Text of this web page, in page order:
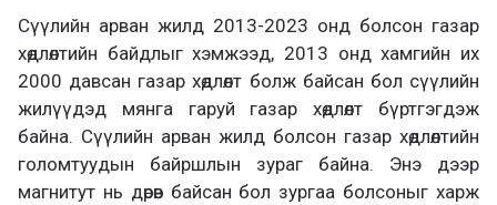
Сүүлийн арван жилд 2013-2023 онд болсон газар
хөдлөлтийн байдлыг хэмжээд, 2013 онд хамгийн их
2000 давсан газар хөдлөлт болж байсан бол сүүлийн
жилүүдэд мянга гаруй газар хөдлөлт бүртгэгдэж
байна. Сүүлийн арван жилд болсон газар хөдлөлтийн
голомтуудын байршлын зураг байна. Энэ дээр
магнитут нь дөрөв байсан бол зургаа болсоныг харж